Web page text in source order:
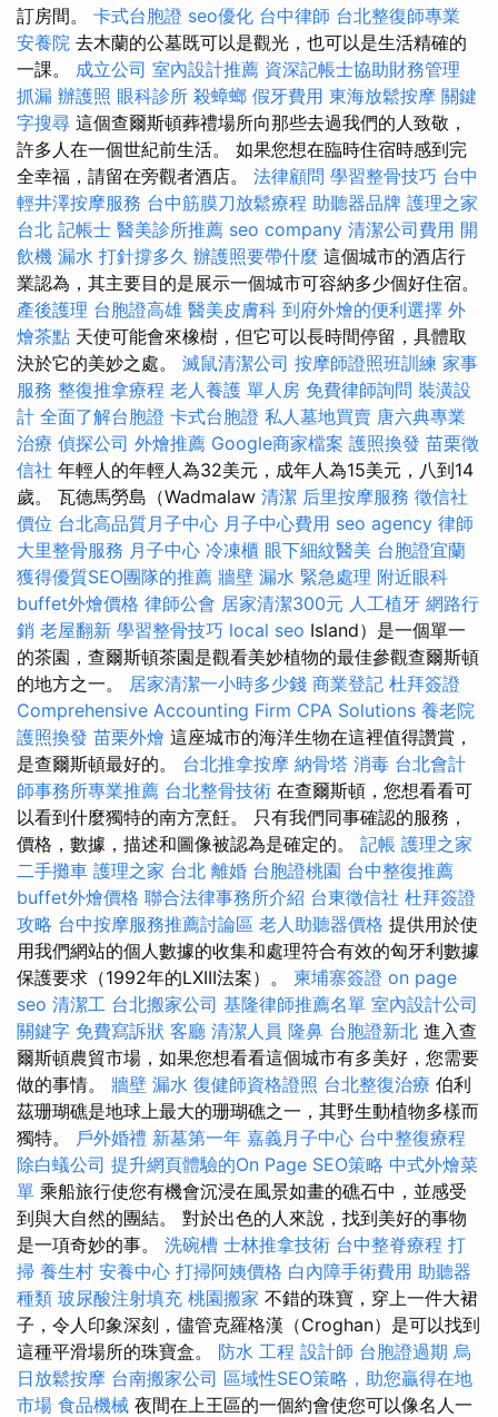
訂房間。 卡式台胞證 seo優化 台中律師 台北整復師專業
安養院 去木蘭的公墓既可以是觀光，也可以是生活精確的
一課。 成立公司 室內設計推薦 資深記帳士協助財務管理
抓漏 辦護照 眼科診所 殺蟑螂 假牙費用 東海放鬆按摩 關鍵
字搜尋 這個查爾斯頓葬禮場所向那些去過我們的人致敬，
許多人在一個世紀前生活。 如果您想在臨時住宿時感到完
全幸福，請留在旁觀者酒店。 法律顧問 學習整骨技巧 台中
輕井澤按摩服務 台中筋膜刀放鬆療程 助聽器品牌 護理之家
台北 記帳士 醫美診所推薦 seo company 清潔公司費用 開
飲機 漏水 打針撐多久 辦護照要帶什麼 這個城市的酒店行
業認為，其主要目的是展示一個城市可容納多少個好住宿。
產後護理 台胞證高雄 醫美皮膚科 到府外燴的便利選擇 外
燴茶點 天使可能會來橡樹，但它可以長時間停留，具體取
決於它的美妙之處。 滅鼠清潔公司 按摩師證照班訓練 家事
服務 整復推拿療程 老人養護 單人房 免費律師詢問 裝潢設
計 全面了解台胞證 卡式台胞證 私人墓地買賣 唐六典專業
治療 偵探公司 外燴推薦 Google商家檔案 護照換發 苗栗徵
信社 年輕人的年輕人為32美元，成年人為15美元，八到14
歲。 瓦德馬勞島（Wadmalaw 清潔 后里按摩服務 徵信社
價位 台北高品質月子中心 月子中心費用 seo agency 律師
大里整骨服務 月子中心 冷凍櫃 眼下細紋醫美 台胞證宜蘭
獲得優質SEO團隊的推薦 牆壁 漏水 緊急處理 附近眼科
buffet外燴價格 律師公會 居家清潔300元 人工植牙 網路行
銷 老屋翻新 學習整骨技巧 local seo Island）是一個單一
的茶園，查爾斯頓茶園是觀看美妙植物的最佳參觀查爾斯頓
的地方之一。 居家清潔一小時多少錢 商業登記 杜拜簽證
Comprehensive Accounting Firm CPA Solutions 養老院
護照換發 苗栗外燴 這座城市的海洋生物在這裡值得讚賞，
是查爾斯頓最好的。 台北推拿按摩 納骨塔 消毒 台北會計
師事務所專業推薦 台北整骨技術 在查爾斯頓，您想看看可
以看到什麼獨特的南方烹飪。 只有我們同事確認的服務，
價格，數據，描述和圖像被認為是確定的。 記帳 護理之家
二手攤車 護理之家 台北 離婚 台胞證桃園 台中整復推薦
buffet外燴價格 聯合法律事務所介紹 台東徵信社 杜拜簽證
攻略 台中按摩服務推薦討論區 老人助聽器價格 提供用於使
用我們網站的個人數據的收集和處理符合有效的匈牙利數據
保護要求（1992年的LXIII法案）。 柬埔寨簽證 on page
seo 清潔工 台北搬家公司 基隆律師推薦名單 室內設計公司
關鍵字 免費寫訴狀 客廳 清潔人員 隆鼻 台胞證新北 進入查
爾斯頓農貿市場，如果您想看看這個城市有多美好，您需要
做的事情。 牆壁 漏水 復健師資格證照 台北整復治療 伯利
茲珊瑚礁是地球上最大的珊瑚礁之一，其野生動植物多樣而
獨特。 戶外婚禮 新墓第一年 嘉義月子中心 台中整復療程
除白蟻公司 提升網頁體驗的On Page SEO策略 中式外燴菜
單 乘船旅行使您有機會沉浸在風景如畫的礁石中，並感受
到與大自然的團結。 對於出色的人來說，找到美好的事物
是一項奇妙的事。 洗碗槽 士林推拿技術 台中整脊療程 打
掃 養生村 安養中心 打掃阿姨價格 白內障手術費用 助聽器
種類 玻尿酸注射填充 桃園搬家 不錯的珠寶，穿上一件大裙
子，令人印象深刻，儘管克羅格漢（Croghan）是可以找到
這種平滑場所的珠寶盒。 防水 工程 設計師 台胞證過期 烏
日放鬆按摩 台南搬家公司 區域性SEO策略，助您贏得在地
市場 食品機械 夜間在上王區的一個約會使您可以像名人一